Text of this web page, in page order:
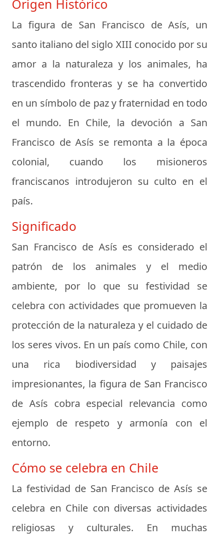
Origen Histórico
La figura de San Francisco de Asís, un
santo italiano del siglo XIII conocido por su
amor a la naturaleza y los animales, ha
trascendido fronteras y se ha convertido
en un símbolo de paz y fraternidad en todo
el mundo. En Chile, la devoción a San
Francisco de Asís se remonta a la época
colonial, cuando los misioneros
franciscanos introdujeron su culto en el
país.
Significado
San Francisco de Asís es considerado el
patrón de los animales y el medio
ambiente, por lo que su festividad se
celebra con actividades que promueven la
protección de la naturaleza y el cuidado de
los seres vivos. En un país como Chile, con
una rica biodiversidad y paisajes
impresionantes, la figura de San Francisco
de Asís cobra especial relevancia como
ejemplo de respeto y armonía con el
entorno.
Cómo se celebra en Chile
La festividad de San Francisco de Asís se
celebra en Chile con diversas actividades
religiosas y culturales. En muchas